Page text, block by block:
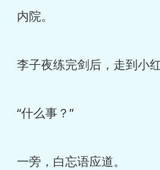
内院。
李子夜练完剑后，走到小红
“什么事？”
一旁，白忘语应道。